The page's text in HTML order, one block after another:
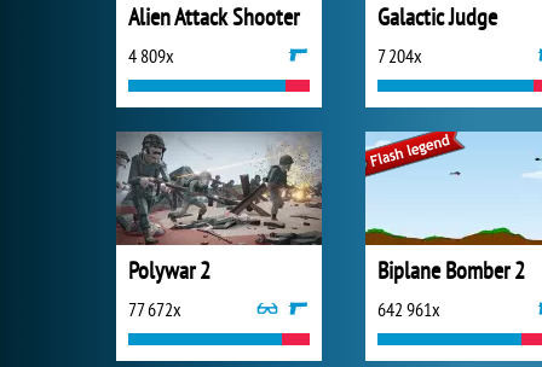
Alien Attack Shooter
4 809x
Galactic Judge
7 204x
Polywar 2
77 672x
Biplane Bomber 2
642 961x